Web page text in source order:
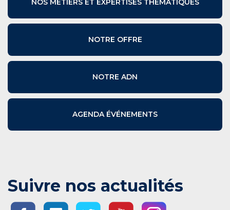
NOS MÉTIERS ET EXPERTISES THÉMATIQUES
NOTRE OFFRE
NOTRE ADN
AGENDA ÉVÉNEMENTS
Suivre nos actualités